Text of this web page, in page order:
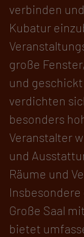
verbinden
Kubatur
große
und
verdichten
besonders
Veranstalter
und
Räume und
Große Saal
bietet